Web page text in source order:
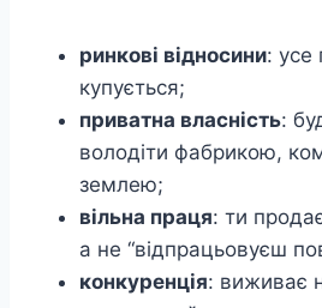
ринкові відносини: усе
купується;
приватна власність:
володіти фабрикою,
землею;
вільна праця: ти
а не “відпрацьовуєш
конкуренція: виживає